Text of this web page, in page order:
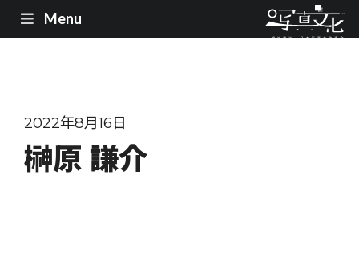
Menu
2022年8月16日
榊原 謙介